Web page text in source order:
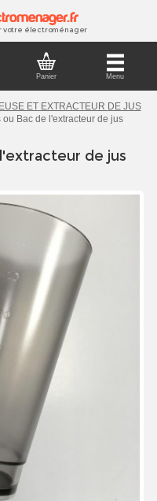
votre électroménager
Panier Menu
ET EXTRACTEUR DE JUS
ou Bac de l'extracteur de jus
de jus